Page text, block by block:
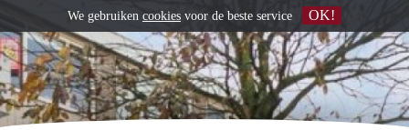
We gebruiken cookies voor de beste service OK!